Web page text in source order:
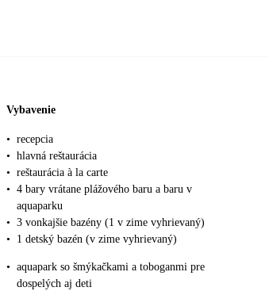
Vybavenie
• recepcia
• hlavná reštaurácia
• reštaurácia à la carte
• 4 bary vrátane plážového baru a baru v
aquaparku
• 3 vonkajšie bazény (1 v zime vyhrievaný)
•
1 detský bazén (v zime vyhrievaný)
• aquapark so šmýkačkami a toboganmi pre
dospelých aj deti